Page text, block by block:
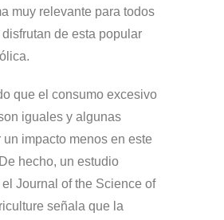
muy relevante para todos
de esta popular
que el consumo excesivo
iguales y algunas
un impacto menos en este
hecho, un estudio
Journal of the Science of
señala que la